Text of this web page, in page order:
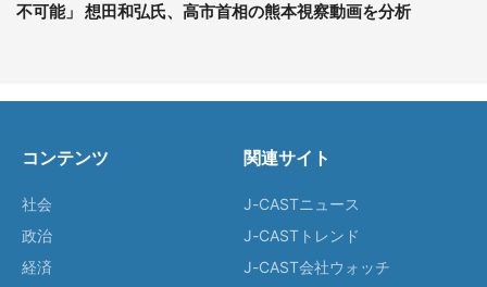
不可能」 想田和弘氏、高市首相の熊本視察動画を分析
コンテンツ
社会
政治
経済
関連サイト
J-CASTニュース
J-CASTトレンド
J-CAST会社ウォッチ